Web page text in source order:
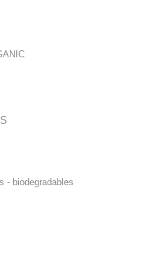
- biodegradables